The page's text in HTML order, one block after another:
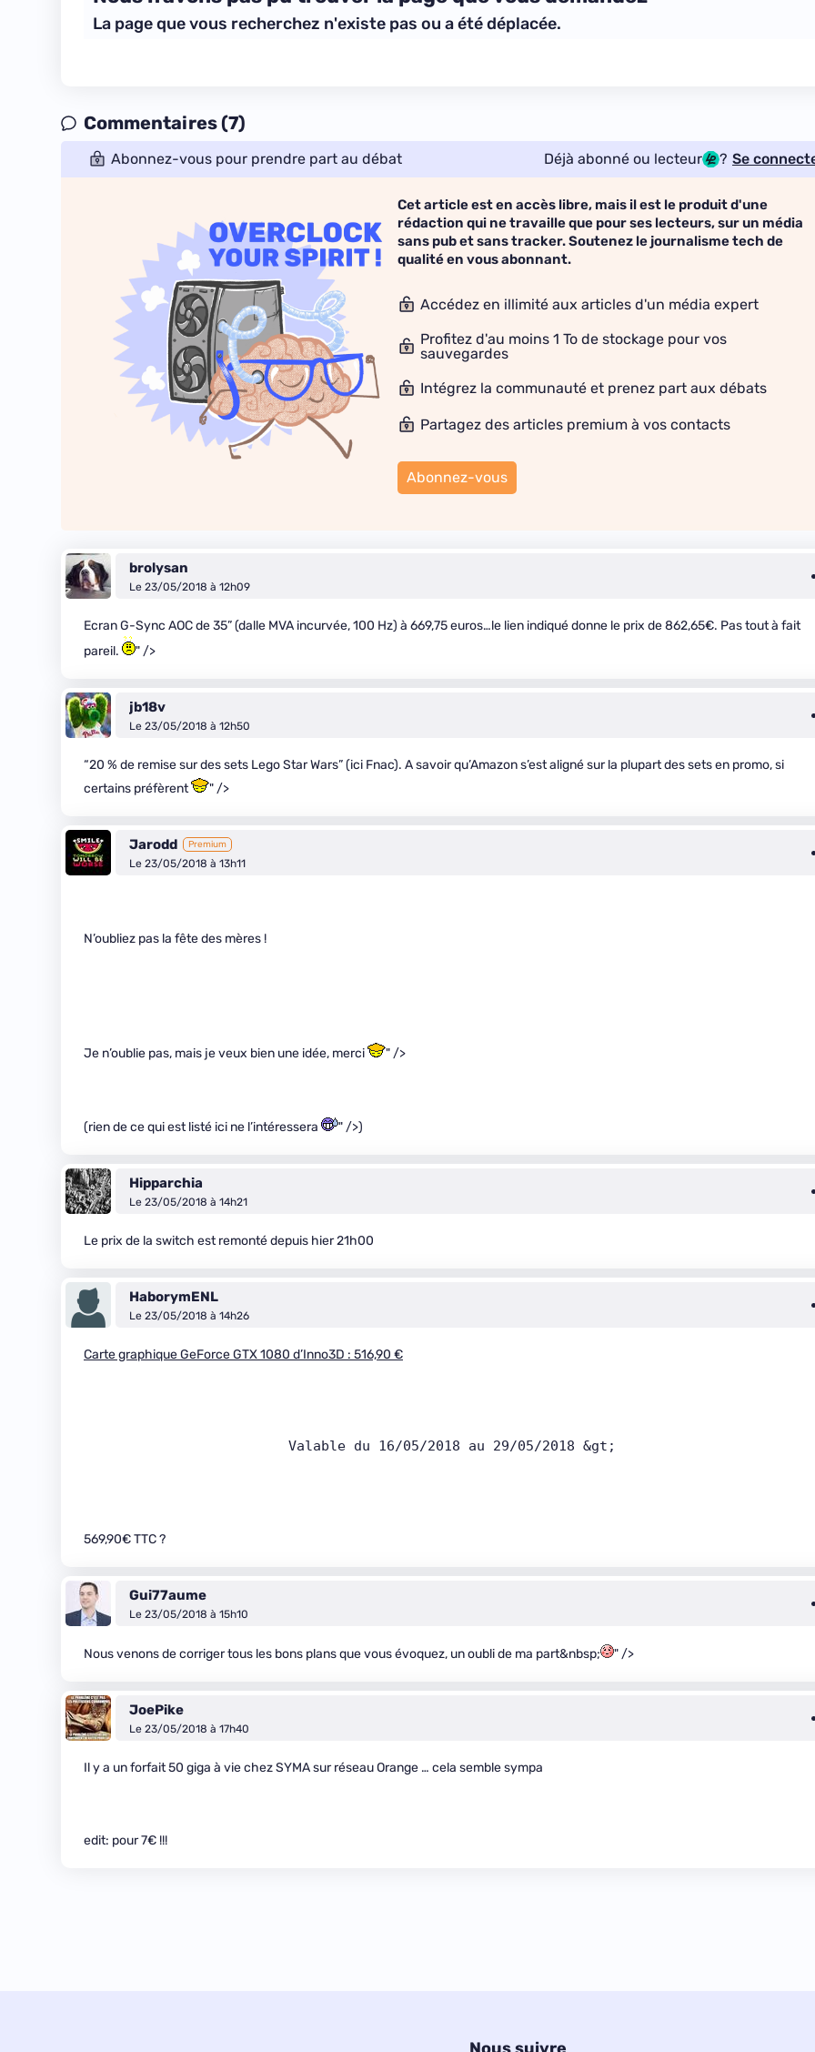
Commentaires (7)
Abonnez-vous pour prendre part au débat Déjà abonné ou lecteur ? Se
Cet article est en accès libre, mais il est le produit d'une
rédaction qui ne travaille que pour ses lecteurs, sur un média
sans pub et sans tracker. Soutenez le journalisme tech de
qualité en vous abonnant.
Accédez en illimité aux articles d'un média expert
Profitez d'au moins 1 To de stockage pour vos
sauvegardes
Intégrez la communauté et prenez part aux débats
Partagez des articles premium à vos contacts
Abonnez-vous
brolysan
Le 23/05/2018 à 12h09
Ecran G-Sync AOC de 35” (dalle MVA incurvée, 100 Hz) à 669,75 euros…le lien indiqué donne le prix de 862,65€. Pas tout à fait
pareil.
" />
jb18v
Le 23/05/2018 à 12h50
“20 % de remise sur des sets Lego Star Wars” (ici Fnac). A savoir qu’Amazon s’est aligné sur la plupart des sets en promo, si
certains préfèrent
" />
Jarodd Premium
Le 23/05/2018 à 13h11
N’oubliez pas la fête des mères !
Je n’oublie pas, mais je veux bien une idée, merci " />
(rien de ce qui est listé ici ne l’intéressera " />)
Hipparchia
Le 23/05/2018 à 14h21
Le prix de la switch est remonté depuis hier 21h00
HaborymENL
Le 23/05/2018 à 14h26
Carte graphique GeForce GTX 1080 d’Inno3D : 516,90 €
                         Valable du 16/05/2018 au 29/05/2018 &gt;
569,90€ TTC ?
Gui77aume
Le 23/05/2018 à 15h10
Nous venons de corriger tous les bons plans que vous évoquez, un oubli de ma part&nbsp; " />
JoePike
Le 23/05/2018 à 17h40
Il y a un forfait 50 giga à vie chez SYMA sur réseau Orange … cela semble sympa
edit: pour 7€ !!!
Nous suivre